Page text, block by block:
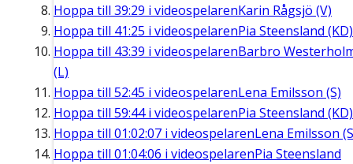
Hoppa till 39:29 i videospelarenKarin Rågsjö (V)
Hoppa till 41:25 i videospelarenPia Steensland (KD)
Hoppa till 43:39 i videospelarenBarbro
(L)
Hoppa till 52:45 i videospelarenLena Emilsson (S)
Hoppa till 59:44i videospelarenPia Steensland (KD)
Hoppa till 01:02:07 i videospelarenLena Emilsson
Hoppa till 01:04:06 i videospelarenPia Steensland